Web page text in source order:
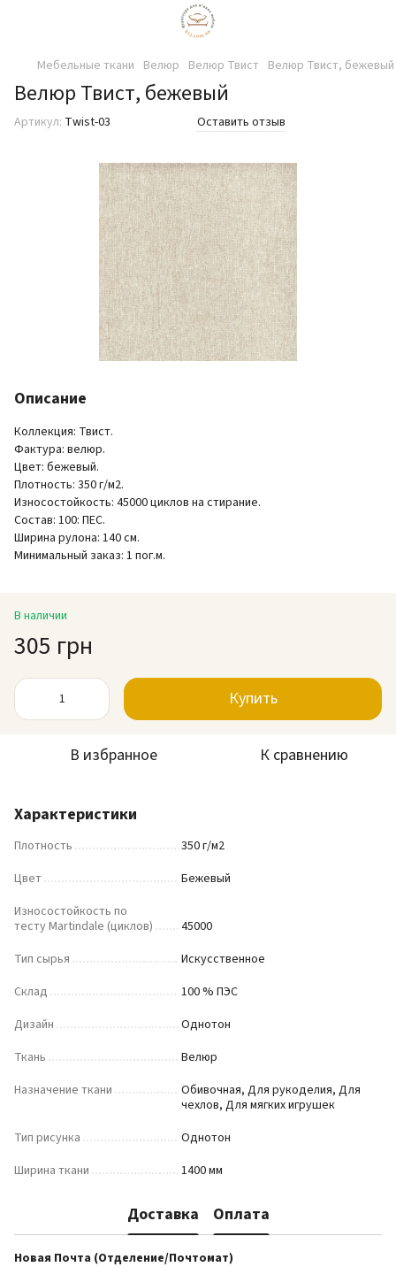
Мебельные ткани Велюр Велюр Твист Велюр Твист, бежевый
Велюр Твист, бежевый
Артикул: Twist-03 Оставить отзыв
Описание
Коллекция: Твист.
Фактура: велюр.
Цвет: бежевый.
Плотность: 350 г/м2.
Износостойкость: 45000 циклов на стирание.
Состав: 100: ПЕС.
Ширина рулона: 140 см.
Минимальный заказ: 1 пог.м.
В наличии
305 грн
Купить
В избранное К сравнению
Характеристики
Плотность
350 г/м2
Цвет
Бежевый
Износостойкость по
тесту Martindale (циклов)
45000
Тип сырья
Искусственное
Склад
100 % ПЭС
Дизайн
Однотон
Ткань
Велюр
Назначение ткани
Обивочная, Для рукоделия, Для
чехлов, Для мягких игрушек
Тип рисунка
Однотон
Ширина ткани
1400 мм
Доставка Оплата
Новая Почта (Отделение/Почтомат)